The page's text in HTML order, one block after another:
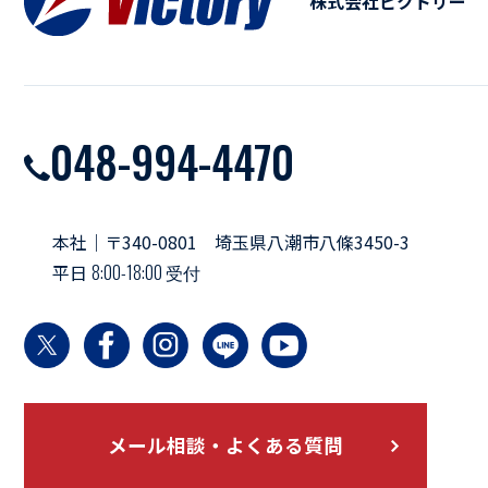
048-994-4470
本社｜〒340-0801 埼玉県八潮市八條3450-3
平日 8:00-18:00 受付
メール相談・よくある質問